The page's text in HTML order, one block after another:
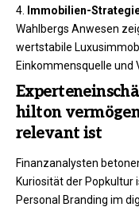
Immobilien-
Wahlbergs Anwesen
wertstabile
Einkommensquelle und
hilton
relevant ist
Finanzanalysten
Kuriosität der Popkultur
Personal Branding im